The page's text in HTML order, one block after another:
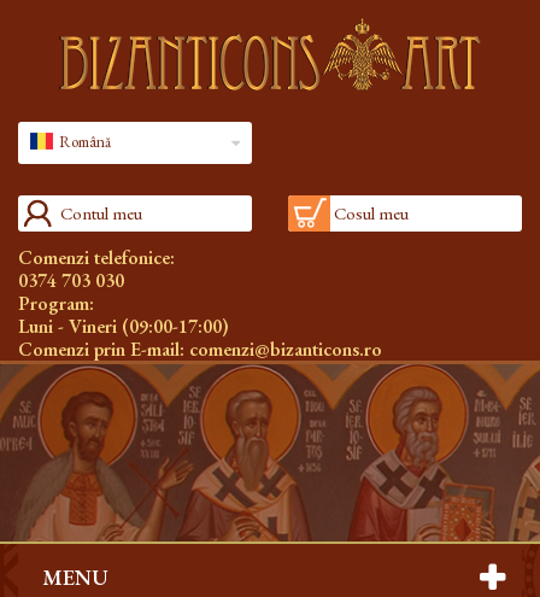
Română
Contul meu Cosul meu
Comenzi telefonice:
0374 703 030
Program:
Luni - Vineri (09:00-17:00)
Comenzi prin E-mail: comenzi@bizanticons.ro
MENU